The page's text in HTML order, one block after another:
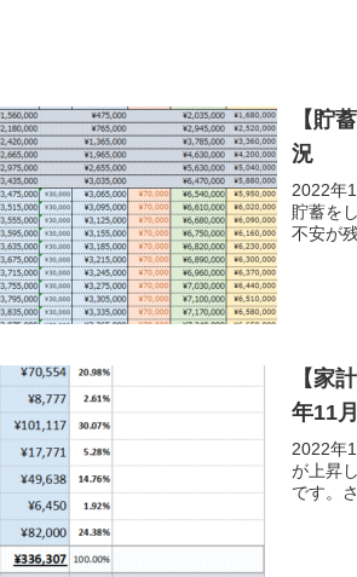
【貯
況
2022年
貯蓄を
不安が
【家
年11月
2022年
が上昇
です。